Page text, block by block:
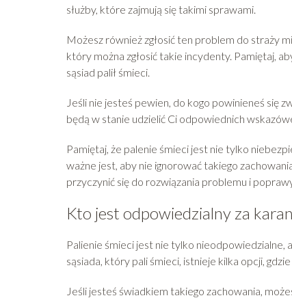
służby, które zajmują się takimi sprawami.
Możesz również zgłosić ten problem do straży
który można zgłosić takie incydenty. Pamiętaj,
sąsiad palił śmieci.
Jeśli nie jesteś pewien, do kogo powinieneś się
będą w stanie udzielić Ci odpowiednich
Pamiętaj, że palenie śmieci jest nie tylko
ważne jest, aby nie ignorować takiego
przyczynić się do rozwiązania problemu i
Kto jest odpowiedzialny za
Palienie śmieci jest nie tylko
sąsiada, który pali śmieci, istnieje kilka opcji, gdzie
Jeśli jesteś świadkiem takiego zachowania,